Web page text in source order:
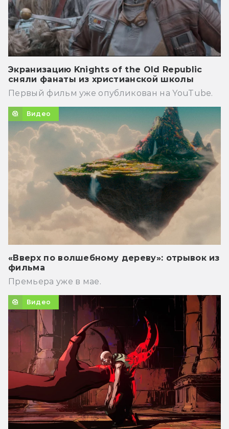
Экранизацию Knights of the Old Republic
сняли фанаты из христианской школы
Первый фильм уже опубликован на YouTube.
Видео
«Вверх по волшебному дереву»: отрывок из
фильма
Премьера уже в мае.
Видео